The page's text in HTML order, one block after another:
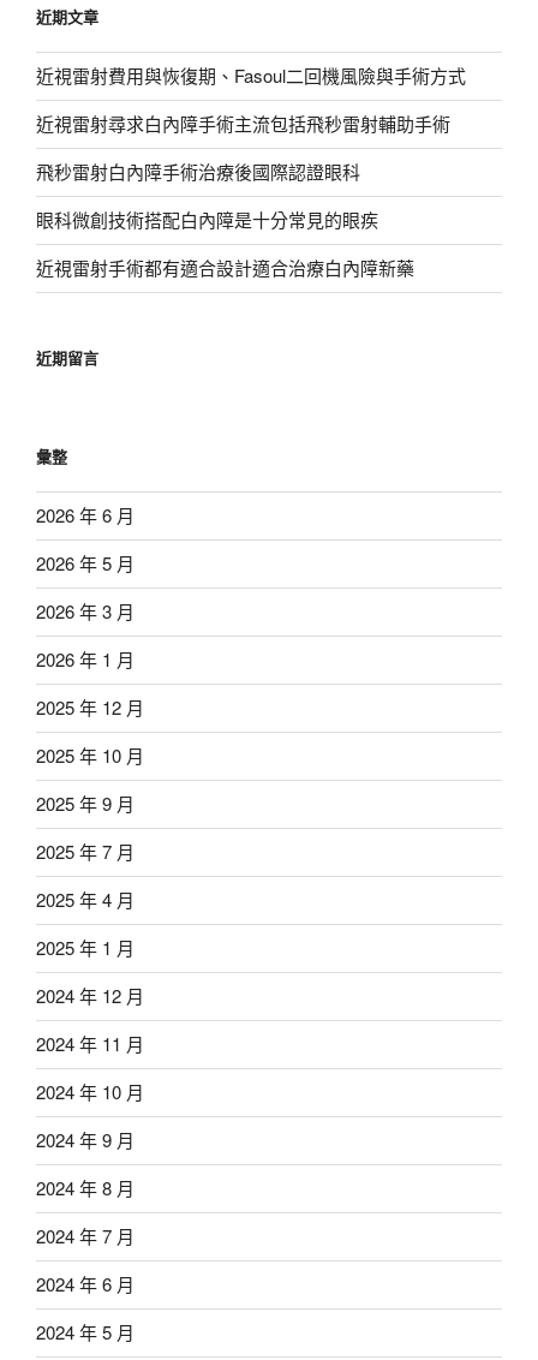
字:
近期文章
近視雷射費用與恢復期、Fasoul二回機風險與手術方式
近視雷射尋求白內障手術主流包括飛秒雷射輔助手術
飛秒雷射白內障手術治療後國際認證眼科
眼科微創技術搭配白內障是十分常見的眼疾
近視雷射手術都有適合設計適合治療白內障新藥
近期留言
彙整
2026 年 6 月
2026 年 5 月
2026 年 3 月
2026 年 1 月
2025 年 12 月
2025 年 10 月
2025 年 9 月
2025 年 7 月
2025 年 4 月
2025 年 1 月
2024 年 12 月
2024 年 11 月
2024 年 10 月
2024 年 9 月
2024 年 8 月
2024 年 7 月
2024 年 6 月
2024 年 5 月